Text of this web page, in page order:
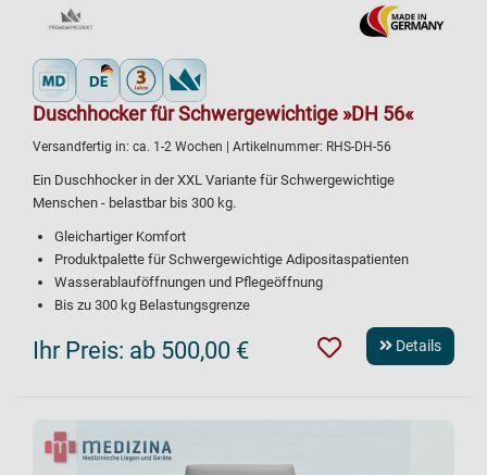
Duschhocker für Schwergewichtige »DH 56«
Versandfertig in: ca. 1-2 Wochen | Artikelnummer: RHS-DH-56
Ein Duschhocker in der XXL Variante für Schwergewichtige
Menschen - belastbar bis 300 kg.
Gleichartiger Komfort
Produktpalette für Schwergewichtige Adipositaspatienten
Wasserablauföffnungen und Pflegeöffnung
Bis zu 300 kg Belastungsgrenze
Ihr Preis: ab 500,00 € Details